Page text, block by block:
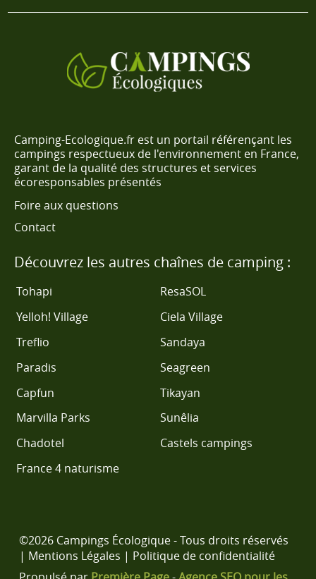
Camping-Ecologique.fr est un portail référençant les
campings respectueux de l'environnement en France,
garant de la qualité des structures et services
écoresponsables présentés
Foire aux questions
Contact
Découvrez les autres chaînes de camping :
Tohapi
ResaSOL
Yelloh! Village
Ciela Village
Treflio
Sandaya
Paradis
Seagreen
Capfun
Tikayan
Marvilla Parks
Sunêlia
Chadotel
Castels campings
France 4 naturisme
©2026 Campings Écologique - Tous droits réservés
| Mentions Légales | Politique de confidentialité